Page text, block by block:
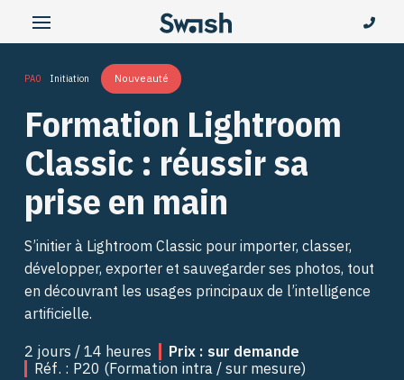
PAO Initiation Nouveauté
Formation Lightroom
Classic : réussir sa
prise en main
S’initier à Lightroom Classic pour importer, classer,
développer, exporter et sauvegarder ses photos, tout
en découvrant les usages principaux de l’intelligence
artificielle.
2 jours / 14 heures
Prix : sur demande
Réf. : P20 (Formation intra / sur mesure)